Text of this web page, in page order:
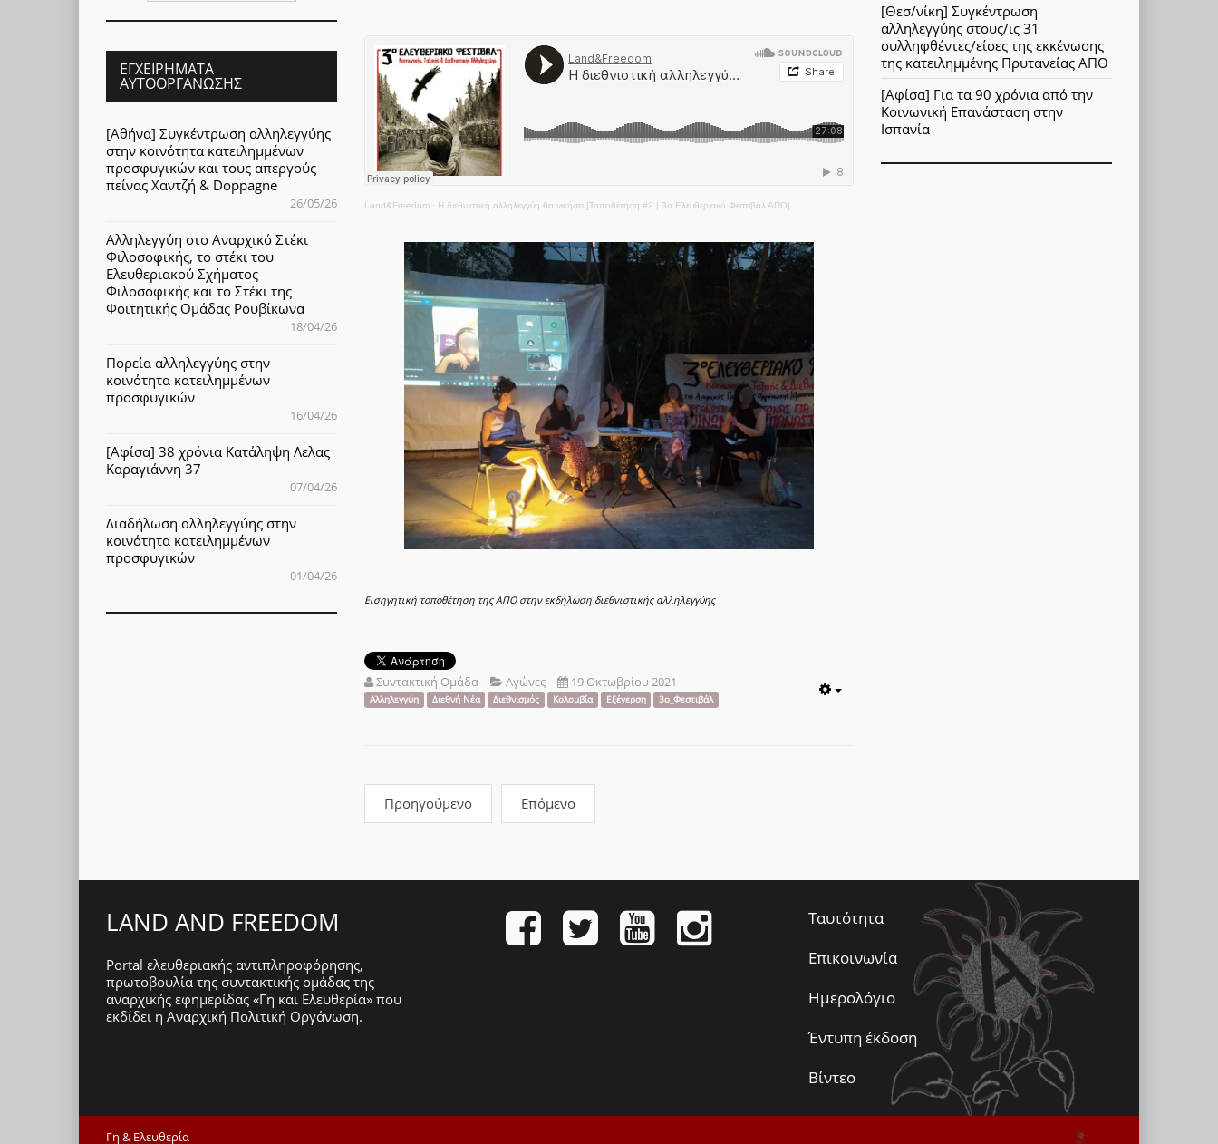
Land&Freedom · Η διεθνιστική αλληλεγγύη θα νικήσει [Τοποθέτηση #2 | 3ο Ελευθεριακό Φεστιβάλ ΑΠΟ]
Εισηγητική τοποθέτηση της ΑΠΟ στην εκδήλωση διεθνιστικής αλληλεγγύης
Συντακτική Ομάδα Αγώνες 19 Οκτωβρίου 2021
Αλληλεγγύη Διεθνή Νέα Διεθνισμός Κολομβία Εξέγερση 3ο_Φεστιβάλ
Προηγούμενο Επόμενο
ΕΓΧΕΙΡΉΜΑΤΑ
ΑΥΤΟΟΡΓΆΝΩΣΗΣ
[Αθήνα] Συγκέντρωση αλληλεγγύης
στην κοινότητα κατειλημμένων
προσφυγικών και τους απεργούς
πείνας Χαντζή & Doppagne
26/05/26
Αλληλεγγύη στο Αναρχικό Στέκι
Φιλοσοφικής, το στέκι του
Ελευθεριακού Σχήματος
Φιλοσοφικής και το Στέκι της
Φοιτητικής Ομάδας Ρουβίκωνα
18/04/26
Πορεία αλληλεγγύης στην
κοινότητα κατειλημμένων
προσφυγικών
16/04/26
[Αφίσα] 38 χρόνια Κατάληψη Λελας
Καραγιάννη 37
07/04/26
Διαδήλωση αλληλεγγύης στην
κοινότητα κατειλημμένων
προσφυγικών
01/04/26
[Θεσ/νίκη] Συγκέντρωση
αλληλεγγύης στους/ις 31
συλληφθέντες/είσες της εκκένωσης
της κατειλημμένης Πρυτανείας ΑΠΘ
[Αφίσα] Για τα 90 χρόνια από την
Κοινωνική Επανάσταση στην
Ισπανία
LAND AND FREEDOM
Portal ελευθεριακής αντιπληροφόρησης,
πρωτοβουλία της συντακτικής ομάδας της
αναρχικής εφημερίδας «Γη και Ελευθερία» που
εκδίδει η Αναρχική Πολιτική Οργάνωση.
Ταυτότητα
Επικοινωνία
Ημερολόγιο
Έντυπη έκδοση
Βίντεο
Γη & Ελευθερία